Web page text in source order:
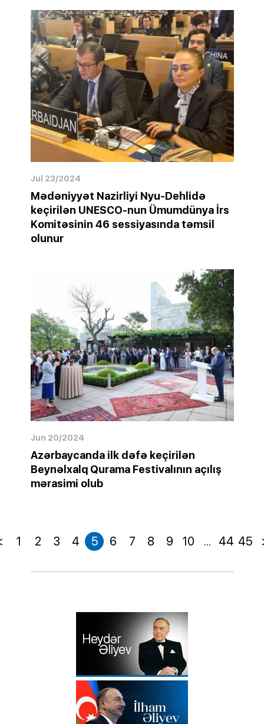
Jul 23/2024
Mədəniyyət Nazirliyi Nyu-Dehlidə
keçirilən UNESCO-nun Ümumdünya İrs
Komitəsinin 46 sessiyasında təmsil
olunur
Jun 20/2024
Azərbaycanda ilk dəfə keçirilən
Beynəlxalq Qurama Festivalının açılış
mərasimi olub
1 2 3 4 5 6 7 8 9 10 ... 44 45